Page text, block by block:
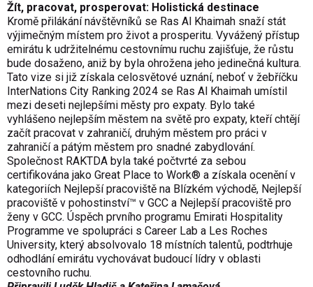
Žít, pracovat, prosperovat: Holistická destinace
Kromě přilákání návštěvníků se Ras Al Khaimah snaží stát
výjimečným místem pro život a prosperitu. Vyvážený přístup
emirátu k udržitelnému cestovnímu ruchu zajišťuje, že růstu
bude dosaženo, aniž by byla ohrožena jeho jedinečná kultura.
Tato vize si již získala celosvětové uznání, neboť v žebříčku
InterNations City Ranking 2024 se Ras Al Khaimah umístil
mezi deseti nejlepšími městy pro expaty. Bylo také
vyhlášeno nejlepším městem na světě pro expaty, kteří chtějí
začít pracovat v zahraničí, druhým městem pro práci v
zahraničí a pátým městem pro snadné zabydlování.
Společnost RAKTDA byla také počtvrté za sebou
certifikována jako Great Place to Work® a získala ocenění v
kategoriích Nejlepší pracoviště na Blízkém východě, Nejlepší
pracoviště v pohostinství™ v GCC a Nejlepší pracoviště pro
ženy v GCC. Úspěch prvního programu Emirati Hospitality
Programme ve spolupráci s Career Lab a Les Roches
University, který absolvovalo 18 místních talentů, podtrhuje
odhodlání emirátu vychovávat budoucí lídry v oblasti
cestovního ruchu.